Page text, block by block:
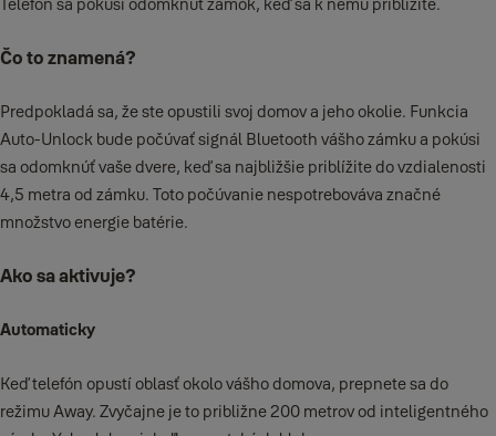
Čo to znamená?
Predpokladá sa, že ste opustili svoj domov a jeho okolie. Funkcia
Auto-Unlock bude počúvať signál Bluetooth vášho zámku a pokúsi
sa odomknúť vaše dvere, keď sa najbližšie priblížite do vzdialenosti
4,5 metra od zámku. Toto počúvanie nespotrebováva značné
množstvo energie batérie.
Ako sa aktivuje?
Automaticky
Keď telefón opustí oblasť okolo vášho domova, prepnete sa do
režimu Away. Zvyčajne je to približne 200 metrov od inteligentného